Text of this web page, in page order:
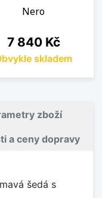
Nero
Cena
7 840 Kč
skladem
zboží
a ceny dopravy
šedá s